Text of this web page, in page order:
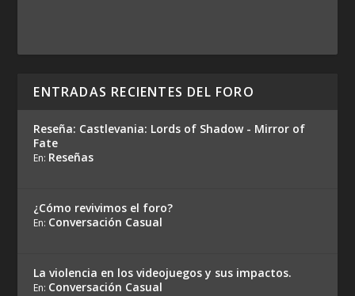
ENTRADAS RECIENTES DEL FORO
Reseña: Castlevania: Lords of Shadow - Mirror of
Fate
En: Reseñas
¿Cómo revivimos el foro?
En: Conversación Casual
La violencia en los videojuegos y sus impactos.
En: Conversación Casual